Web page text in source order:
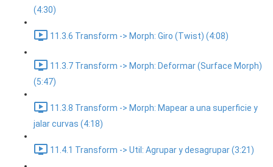
(4:30)
11.3.6 Transform -> Morph: Giro (Twist) (4:08)
11.3.7 Transform -> Morph: Deformar (Surface Morph)
(5:47)
11.3.8 Transform -> Morph: Mapear a una superficie y
jalar curvas (4:18)
11.4.1 Transform -> Util: Agrupar y desagrupar (3:21)